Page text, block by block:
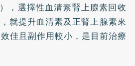
，選擇性血清素腎上腺素回收
就提升血清素及正腎上腺素來
佳且副作用較小，是目前治療